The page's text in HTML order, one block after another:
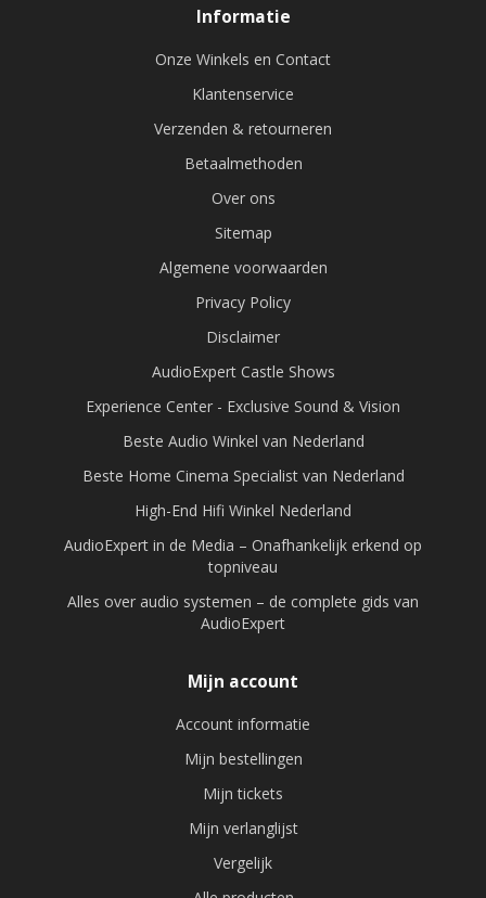
Informatie
Onze Winkels en Contact
Klantenservice
Verzenden & retourneren
Betaalmethoden
Over ons
Sitemap
Algemene voorwaarden
Privacy Policy
Disclaimer
AudioExpert Castle Shows
Experience Center - Exclusive Sound & Vision
Beste Audio Winkel van Nederland
Beste Home Cinema Specialist van Nederland
High-End Hifi Winkel Nederland
AudioExpert in de Media – Onafhankelijk erkend op
topniveau
Alles over audio systemen – de complete gids van
AudioExpert
Mijn account
Account informatie
Mijn bestellingen
Mijn tickets
Mijn verlanglijst
Vergelijk